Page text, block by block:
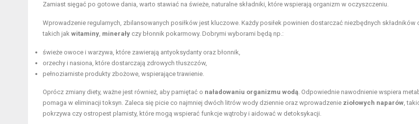
Zamiast sięgać po gotowe dania, warto stawiać na świeże, naturalne składniki, które wspierają organizm w oczyszczeniu.
Wprowadzenie regularnych, zbilansowanych posiłków jest kluczowe. Każdy posiłek powinien dostarczać niezbędnych składników
takich jak witaminy, minerały czy błonnik pokarmowy. Dobrymi wyborami będą np.:
świeże owoce i warzywa, które zawierają antyoksydanty oraz błonnik,
orzechy i nasiona, które dostarczają zdrowych tłuszczów,
pełnoziarniste produkty zbożowe, wspierające trawienie.
Oprócz zmiany diety, ważne jest również, aby pamiętać o naładowaniu organizmu wodą. Odpowiednie nawodnienie wspiera
pomaga w eliminacji toksyn. Zaleca się picie co najmniej dwóch litrów wody dziennie oraz wprowadzenie ziołowych naparów,
pokrzywa czy ostropest plamisty, które mogą wspierać funkcje wątroby i aidować w detoksykacji.